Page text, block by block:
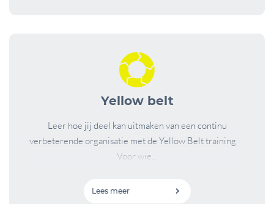
Yellow belt
Leer hoe jij deel kan uitmaken van een continu
verbeterende organisatie met de Yellow Belt training
Voor wie...
Lees meer